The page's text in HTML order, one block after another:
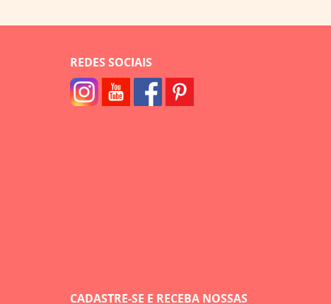
REDES SOCIAIS
CADASTRE-SE E RECEBA NOSSAS